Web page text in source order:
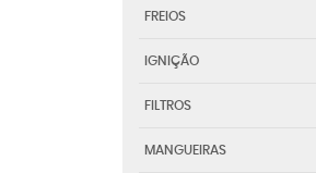
FREIOS
IGNIÇÃO
FILTROS
MANGUEIRAS